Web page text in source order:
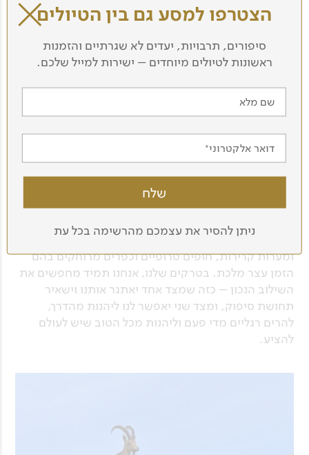
העולם שלנו לא מפסיק להפתיע. יש בו הרים גבוהים
ומאתגרים, נחלים ואגמים פסטורליים, מדבריות חמים
ומערות קרירות, חופים טרופיים וכפרים מרוחקים בהם
הזמן עצר מלכת. בטרקים שלנו, אנחנו תמיד מחפשים את
השילוב הנכון – כזה שמצד אחד יאתגר אותנו וישאיר
תחושת סיפוק, ומצד שני יאפשר לנו ליהנות מהדרך,
להרים רגליים מדי פעם וליהנות מכל הטוב שיש לעולם
להציע.
הצטרפו למסע גם בין הטיולים
סיפורים, תרבויות, יעדים לא שגרתיים והזמנות
ראשונות לטיולים מיוחדים – ישירות למייל שלכם.
שם מלא
דואר אלקטרוני
ניתן להסיר את עצמכם מהרשימה בכל עת